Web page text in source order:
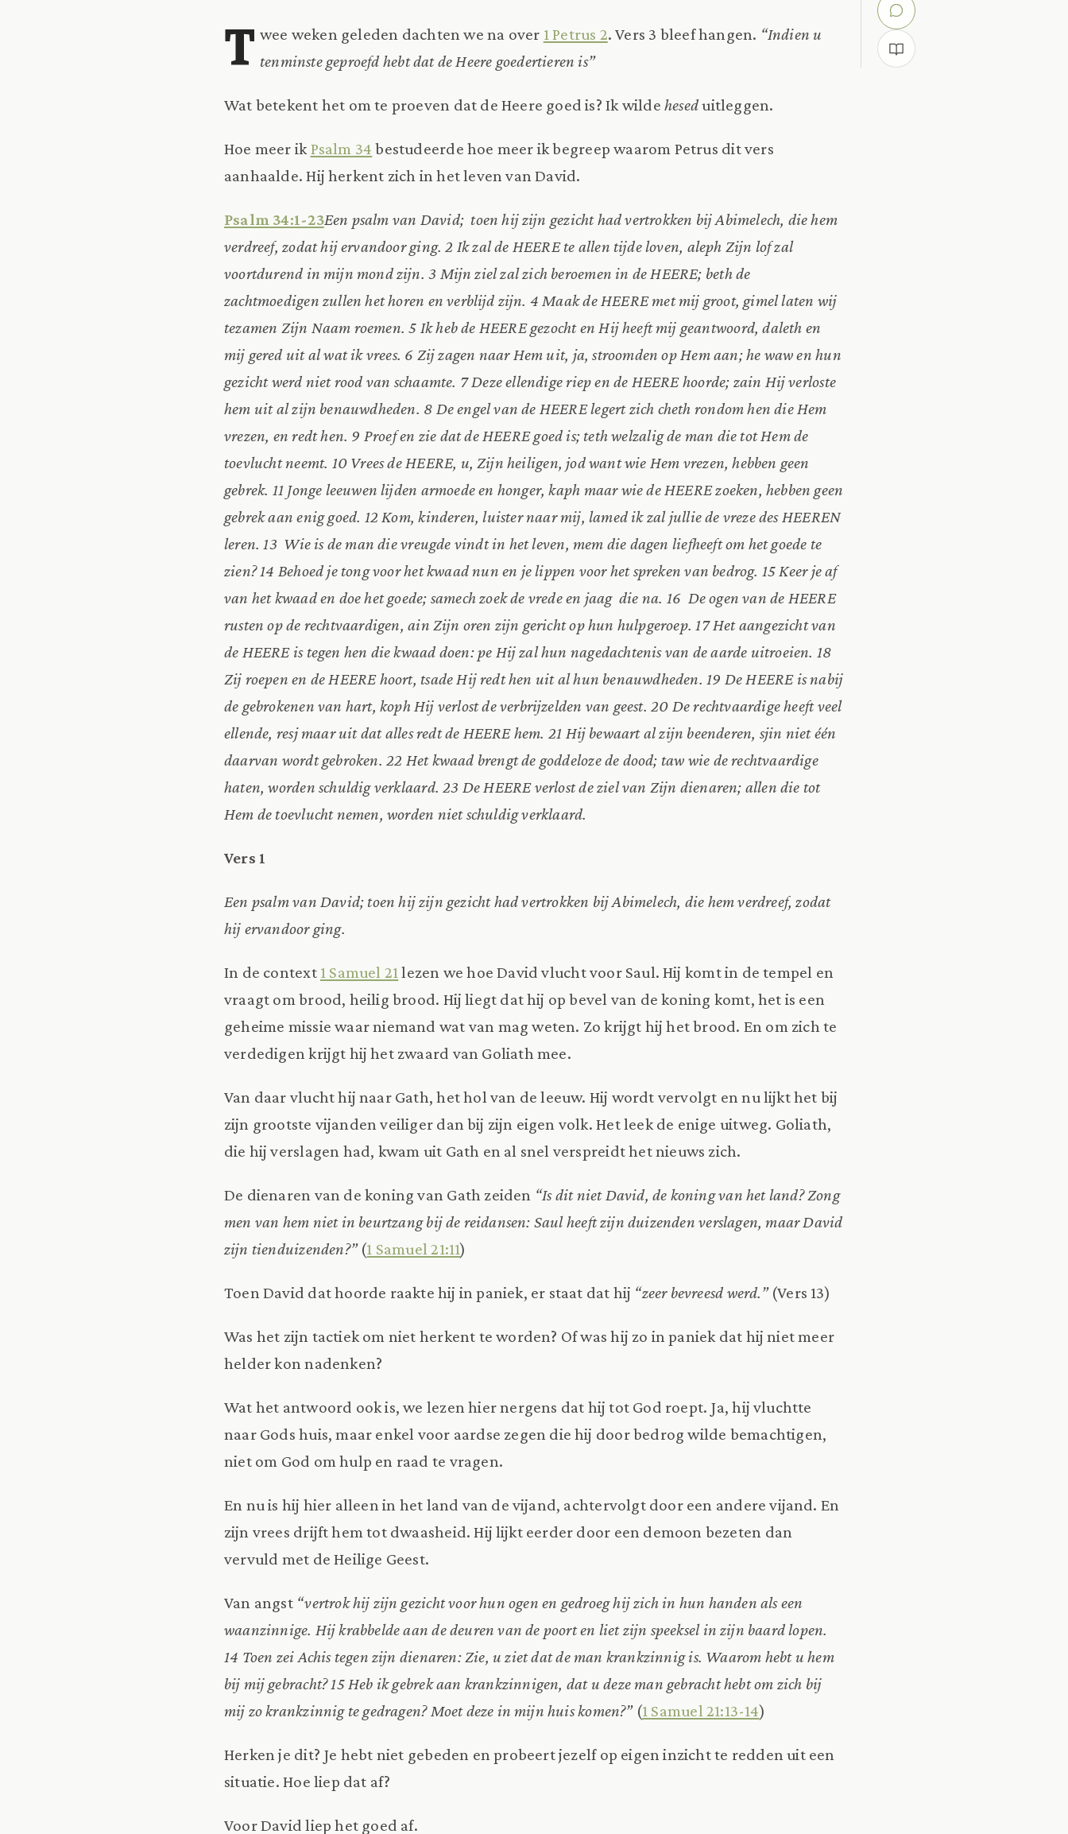
T wee weken geleden dachten we na over 1 Petrus 2. Vers 3 bleef hangen. “Indien u
tenminste geproefd hebt dat de Heere goedertieren is”
Wat betekent het om te proeven dat de Heere goed is? Ik wildeheseduitleggen.
Hoe meer ik Psalm 34 bestudeerde hoe meer ik begreep waarom Petrus dit vers
aanhaalde. Hij herkent zich in het leven van David.
Psalm 34:1-23Een psalm van David; toen hij zijn gezicht had vertrokken bij Abimelech, die hem
verdreef, zodat hij ervandoor ging. 2 Ik zal de HEERE te allen tijde loven, aleph Zijn lof zal
voortdurend in mijn mond zijn. 3 Mijn ziel zal zich beroemen in de HEERE; beth de
zachtmoedigen zullen het horen en verblijd zijn. 4 Maak de HEERE met mij groot, gimel laten wij
tezamen Zijn Naam roemen. 5 Ik heb de HEERE gezocht en Hij heeft mij geantwoord, daleth en
mij gered uit al wat ik vrees. 6 Zij zagen naar Hem uit, ja, stroomden op Hem aan; he waw en hun
gezicht werd niet rood van schaamte. 7 Deze ellendige riep en de HEERE hoorde; zain Hij verloste
hem uit al zijn benauwdheden. 8 De engel van de HEERE legert zich cheth rondom hen die Hem
vrezen, en redt hen. 9 Proef en zie dat de HEERE goed is; teth welzalig de man die tot Hem de
toevlucht neemt. 10 Vrees de HEERE, u, Zijn heiligen, jod want wie Hem vrezen, hebben geen
gebrek. 11 Jonge leeuwen lijden armoede en honger, kaph maar wie de HEERE zoeken, hebben geen
gebrek aan enig goed. 12 Kom, kinderen, luister naar mij, lamed ik zal jullie de vreze des HEEREN
leren. 13 Wie is de man die vreugde vindt in het leven, mem die dagen liefheeft om het goede te
zien? 14 Behoed je tong voor het kwaad nun en je lippen voor het spreken van bedrog. 15 Keer je af
van het kwaad en doe het goede; samech zoek de vrede en jaag die na. 16 De ogen van de HEERE
rusten op de rechtvaardigen, ain Zijn oren zijn gericht op hun hulpgeroep. 17 Het aangezicht van
de HEERE is tegen hen die kwaad doen: pe Hij zal hun nagedachtenis van de aarde uitroeien. 18
Zij roepen en de HEERE hoort, tsade Hij redt hen uit al hun benauwdheden. 19 De HEERE is nabij
de gebrokenen van hart, koph Hij verlost de verbrijzelden van geest. 20 De rechtvaardige heeft veel
ellende, resj maar uit dat alles redt de HEERE hem. 21 Hij bewaart al zijn beenderen, sjin niet één
daarvan wordt gebroken. 22 Het kwaad brengt de goddeloze de dood; taw wie de rechtvaardige
haten, worden schuldig verklaard. 23 De HEERE verlost de ziel van Zijn dienaren; allen die tot
Hem de toevlucht nemen, worden niet schuldig verklaard.
Vers 1
Een psalm van David; toen hij zijn gezicht had vertrokken bij Abimelech, die hem verdreef, zodat
hij ervandoor ging.
In de context 1 Samuel 21 lezen we hoe David vlucht voor Saul. Hij komt in de tempel en
vraagt om brood, heilig brood. Hij liegt dat hij op bevel van de koning komt, het is een
geheime missie waar niemand wat van mag weten. Zo krijgt hij het brood. En om zich te
verdedigen krijgt hij het zwaard van Goliath mee.
Van daar vlucht hij naar Gath, het hol van de leeuw. Hij wordt vervolgt en nu lijkt het bij
zijn grootste vijanden veiliger dan bij zijn eigen volk. Het leek de enige uitweg. Goliath,
die hij verslagen had, kwam uit Gath en al snel verspreidt het nieuws zich.
De dienaren van de koning van Gath zeiden “Is dit niet David, de koning van het land? Zong
men van hem niet in beurtzang bij de reidansen: Saul heeft zijn duizenden verslagen, maar David
zijn tienduizenden?” (1 Samuel 21:11)
Toen David dat hoorde raakte hij in paniek, er staat dat hij “zeer bevreesd werd.”(Vers 13)
Was het zijn tactiek om niet herkent te worden? Of was hij zo in paniek dat hij niet meer
helder kon nadenken?
Wat het antwoord ook is, we lezen hier nergens dat hij tot God roept. Ja, hij vluchtte
naar Gods huis, maar enkel voor aardse zegen die hij door bedrog wilde bemachtigen,
niet om God om hulp en raad te vragen.
En nu is hij hier alleen in het land van de vijand, achtervolgt door een andere vijand. En
zijn vrees drijft hem tot dwaasheid. Hij lijkt eerder door een demoon bezeten dan
vervuld met de Heilige Geest.
Van angst“vertrok hij zijn gezicht voor hun ogen en gedroeg hij zich in hun handen als een
waanzinnige. Hij krabbelde aan de deuren van de poort en liet zijn speeksel in zijn baard lopen.
14 Toen zei Achis tegen zijn dienaren: Zie, u ziet dat de man krankzinnig is. Waarom hebt u hem
bij mij gebracht? 15 Heb ik gebrek aan krankzinnigen, dat u deze man gebracht hebt om zich bij
mij zo krankzinnig te gedragen? Moet deze in mijn huis komen?”(1 Samuel 21:13-14)
Herken je dit? Je hebt niet gebeden en probeert jezelf op eigen inzicht te redden uit een
situatie. Hoe liep dat af?
Voor David liep het goed af.